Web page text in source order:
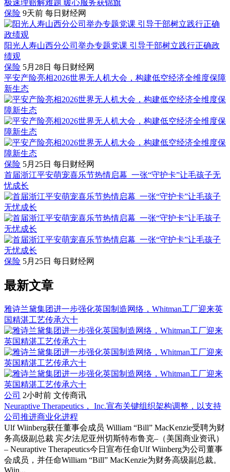
极速理赔解难题 暖心服务获锦旗
保险 9天前 每日财经网
阳光人寿山西分公司举办专题党课 引导干部树立践行正确政
绩观
保险 5月28日 每日财经网
平安产险亮相2026世界无人机大会，构建低空经济全维度保障
新生态
保险 5月25日 每日财经网
首届浙江平安萌宠喜乐节热情启幕 一张“守护卡”让毛孩子无
忧成长
保险 5月25日 每日财经网
最新文章
雅诗兰黛集团进一步强化英国制造网络，Whitman工厂迎来英
国精湛工艺传承六十
公司 2小时前 文传商讯
Neuraptive Therapeutics， Inc.宣布关键组织架构调整，以支持
公司推进商业化进程
Ulf Wiinberg获任董事会成员 William “Bill” MacKenzie受聘为财
务高级副总裁 宾夕法尼亚州切斯特布鲁克–（美国商业资讯）
– Neuraptive Therapeutics今日宣布任命Ulf Wiinberg为公司董事
会成员，并任命William “Bill” MacKenzie为财务高级副总裁。